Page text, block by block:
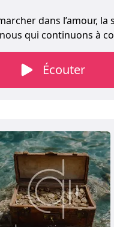
dans l’amour, la
qui continuons à
qui péchons et nous
à la tentation
versets 15 à 20 de notre
Écouter